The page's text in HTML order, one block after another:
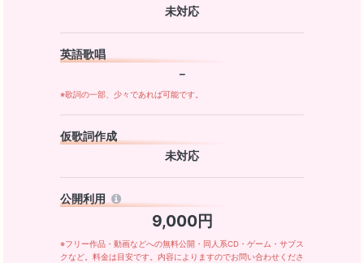
未対応
英語歌唱
－
※歌詞の一部、少々であれば可能です。
仮歌詞作成
未対応
公開利用
9,000円
※フリー作品・動画などへの無料公開・同人系CD・ゲーム・サブス
クなど。料金は目安です。内容によりますのでお問い合わせくださ